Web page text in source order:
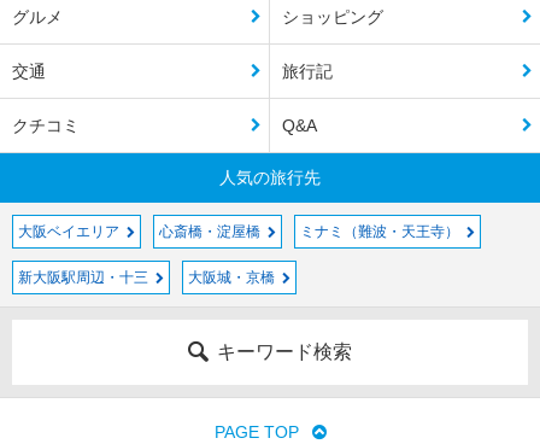
グルメ ショッピング
交通 旅行記
クチコミ Q&A
人気の旅行先
大阪ベイエリア 心斎橋・淀屋橋 ミナミ（難波・天王寺）
新大阪駅周辺・十三 大阪城・京橋
キーワード検索
PAGE TOP